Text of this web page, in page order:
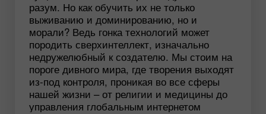
разум. Но как обучить их не только
выживанию и доминированию, но и
морали? Ведь гонка технологий может
породить сверхинтеллект, изначально
недружелюбный к создателю. Мы стоим на
пороге дивного мира, где творения выходят
из-под контроля, проникая во все сферы
нашей жизни – от религии и медицины до
управления глобальным интернетом